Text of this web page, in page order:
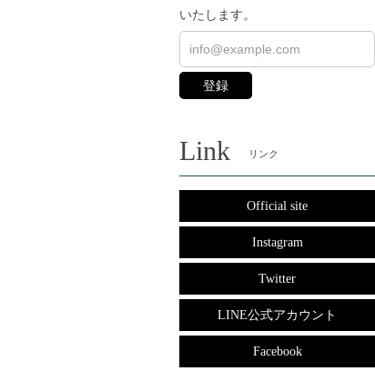
いたします。
登録
Link リンク
Official site
Instagram
Twitter
LINE公式アカウント
Facebook